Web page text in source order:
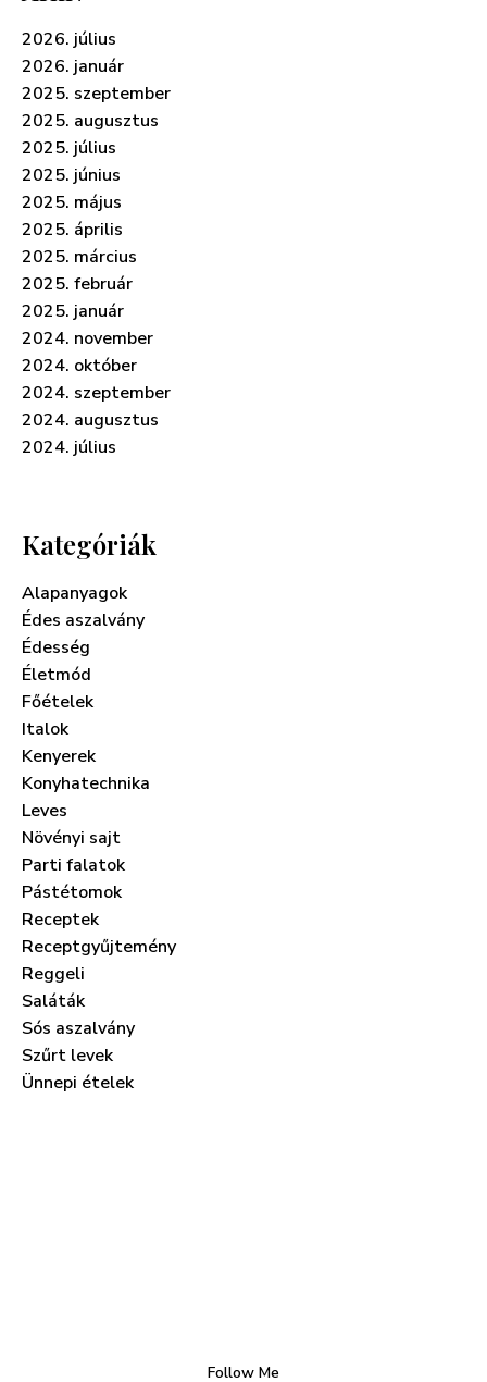
2026. július
2026. január
2025. szeptember
2025. augusztus
2025. július
2025. június
2025. május
2025. április
2025. március
2025. február
2025. január
2024. november
2024. október
2024. szeptember
2024. augusztus
2024. július
Kategóriák
Alapanyagok
Édes aszalvány
Édesség
Életmód
Főételek
Italok
Kenyerek
Konyhatechnika
Leves
Növényi sajt
Parti falatok
Pástétomok
Receptek
Receptgyűjtemény
Reggeli
Saláták
Sós aszalvány
Szűrt levek
Ünnepi ételek
Follow Me